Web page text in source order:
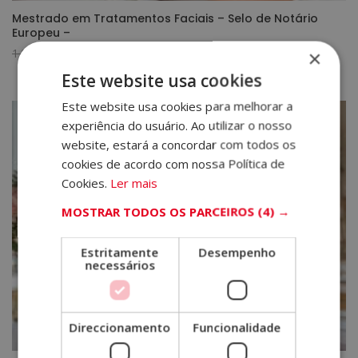
Mestrado em Tratamentos Faciais – Selo de Notário
Europeu –
1.920,00
original
era:
1.920,00€.
atual
é:
480,00€.
×
Este website usa cookies
Este website usa cookies para melhorar a
experiência do usuário. Ao utilizar o nosso
website, estará a concordar com todos os
cookies de acordo com nossa Política de
Cookies. Ler mais
MOSTRAR TODOS OS PARCEIROS (4) →
Estritamente
necessários
Desempenho
Direccionamento Funcionalidade